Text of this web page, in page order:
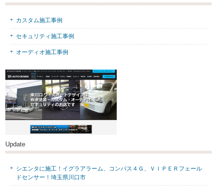
カスタム施工事例
セキュリティ施工事例
オーディオ施工事例
Update
シエンタに施工！イグラアラーム、コンパス４Ｇ、ＶＩＰＥＲフェール
ドセンサー！埼玉県川口市